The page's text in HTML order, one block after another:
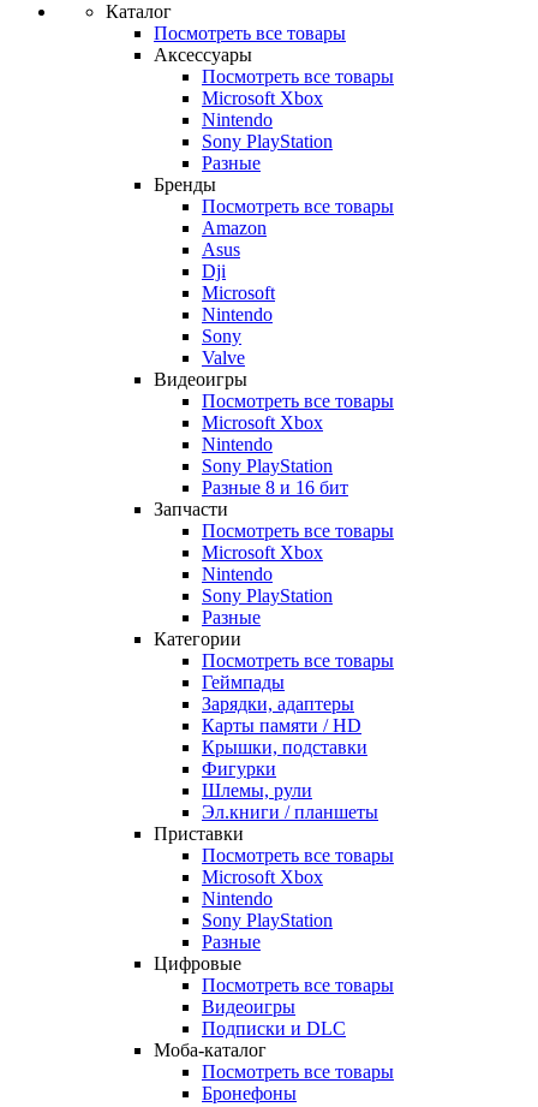
Каталог
Посмотреть все товары
Аксессуары
Посмотреть все товары
Microsoft Xbox
Nintendo
Sony PlayStation
Разные
Бренды
Посмотреть все товары
Amazon
Asus
Dji
Microsoft
Nintendo
Sony
Valve
Видеоигры
Посмотреть все товары
Microsoft Xbox
Nintendo
Sony PlayStation
Разные 8 и 16 бит
Запчасти
Посмотреть все товары
Microsoft Xbox
Nintendo
Sony PlayStation
Разные
Категории
Посмотреть все товары
Геймпады
Зарядки, адаптеры
Карты памяти / HD
Крышки, подставки
Фигурки
Шлемы, рули
Эл.книги / планшеты
Приставки
Посмотреть все товары
Microsoft Xbox
Nintendo
Sony PlayStation
Разные
Цифровые
Посмотреть все товары
Видеоигры
Подписки и DLC
Моба-каталог
Посмотреть все товары
Бронефоны